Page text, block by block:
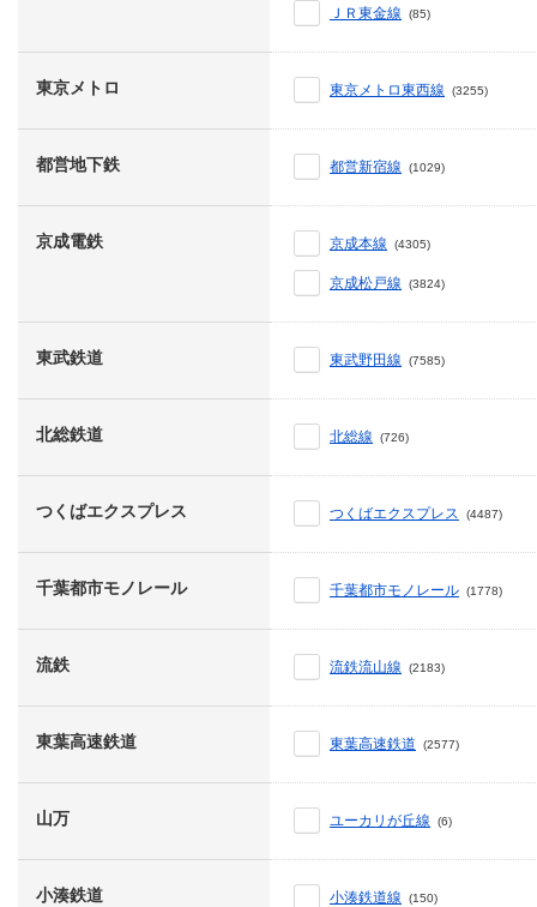
ＪＲ東金線 (85)
東京メトロ 東京メトロ東西線 (3255)
都営地下鉄 都営新宿線 (1029)
京成電鉄 京成本線 (4305)
京成松戸線 (3824)
東武鉄道 東武野田線 (7585)
北総鉄道 北総線 (726)
つくばエクスプレス つくばエクスプレス (4487)
千葉都市モノレール 千葉都市モノレール (1778)
流鉄 流鉄流山線 (2183)
東葉高速鉄道 東葉高速鉄道 (2577)
山万 ユーカリが丘線 (6)
小湊鉄道 小湊鉄道線 (150)